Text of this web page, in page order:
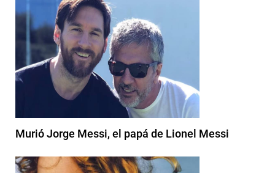
Murió Jorge Messi, el papá de Lionel Messi